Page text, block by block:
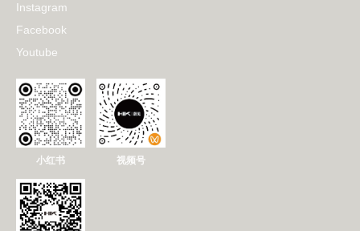
Instagram
Facebook
Youtube
小红书 视频号